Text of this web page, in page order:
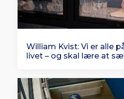
William Kvist: Vi er alle
livet – og skal lære at